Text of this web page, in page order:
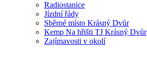
Radiostanice
Jízdní řády
Sběrné místo Krásný Dvůr
Kemp Na hřišti TJ Krásný Dvůr
Zajímavosti v okolí